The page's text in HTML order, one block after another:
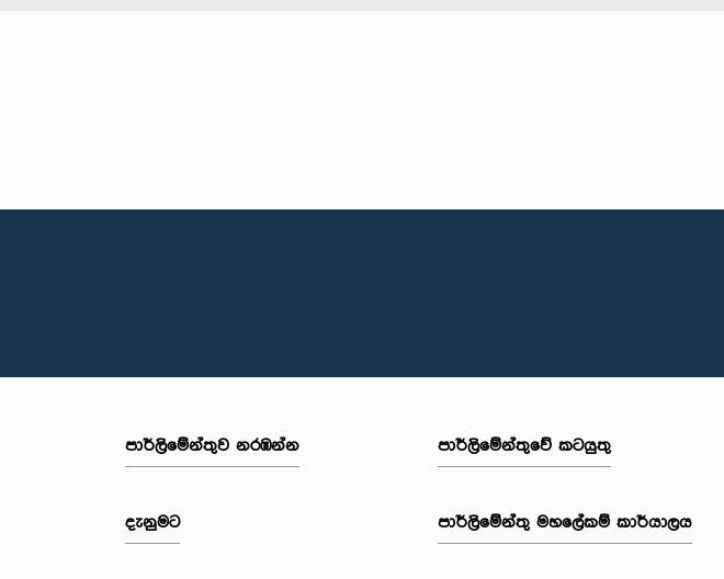
පාර්ලි‌මේන්තුව නරඹන්න
දැනුමට
පාර්ලිමේන්තුවේ කටයුතු
පාර්ලිමේන්තු මහලේකම් කාර්යාලය